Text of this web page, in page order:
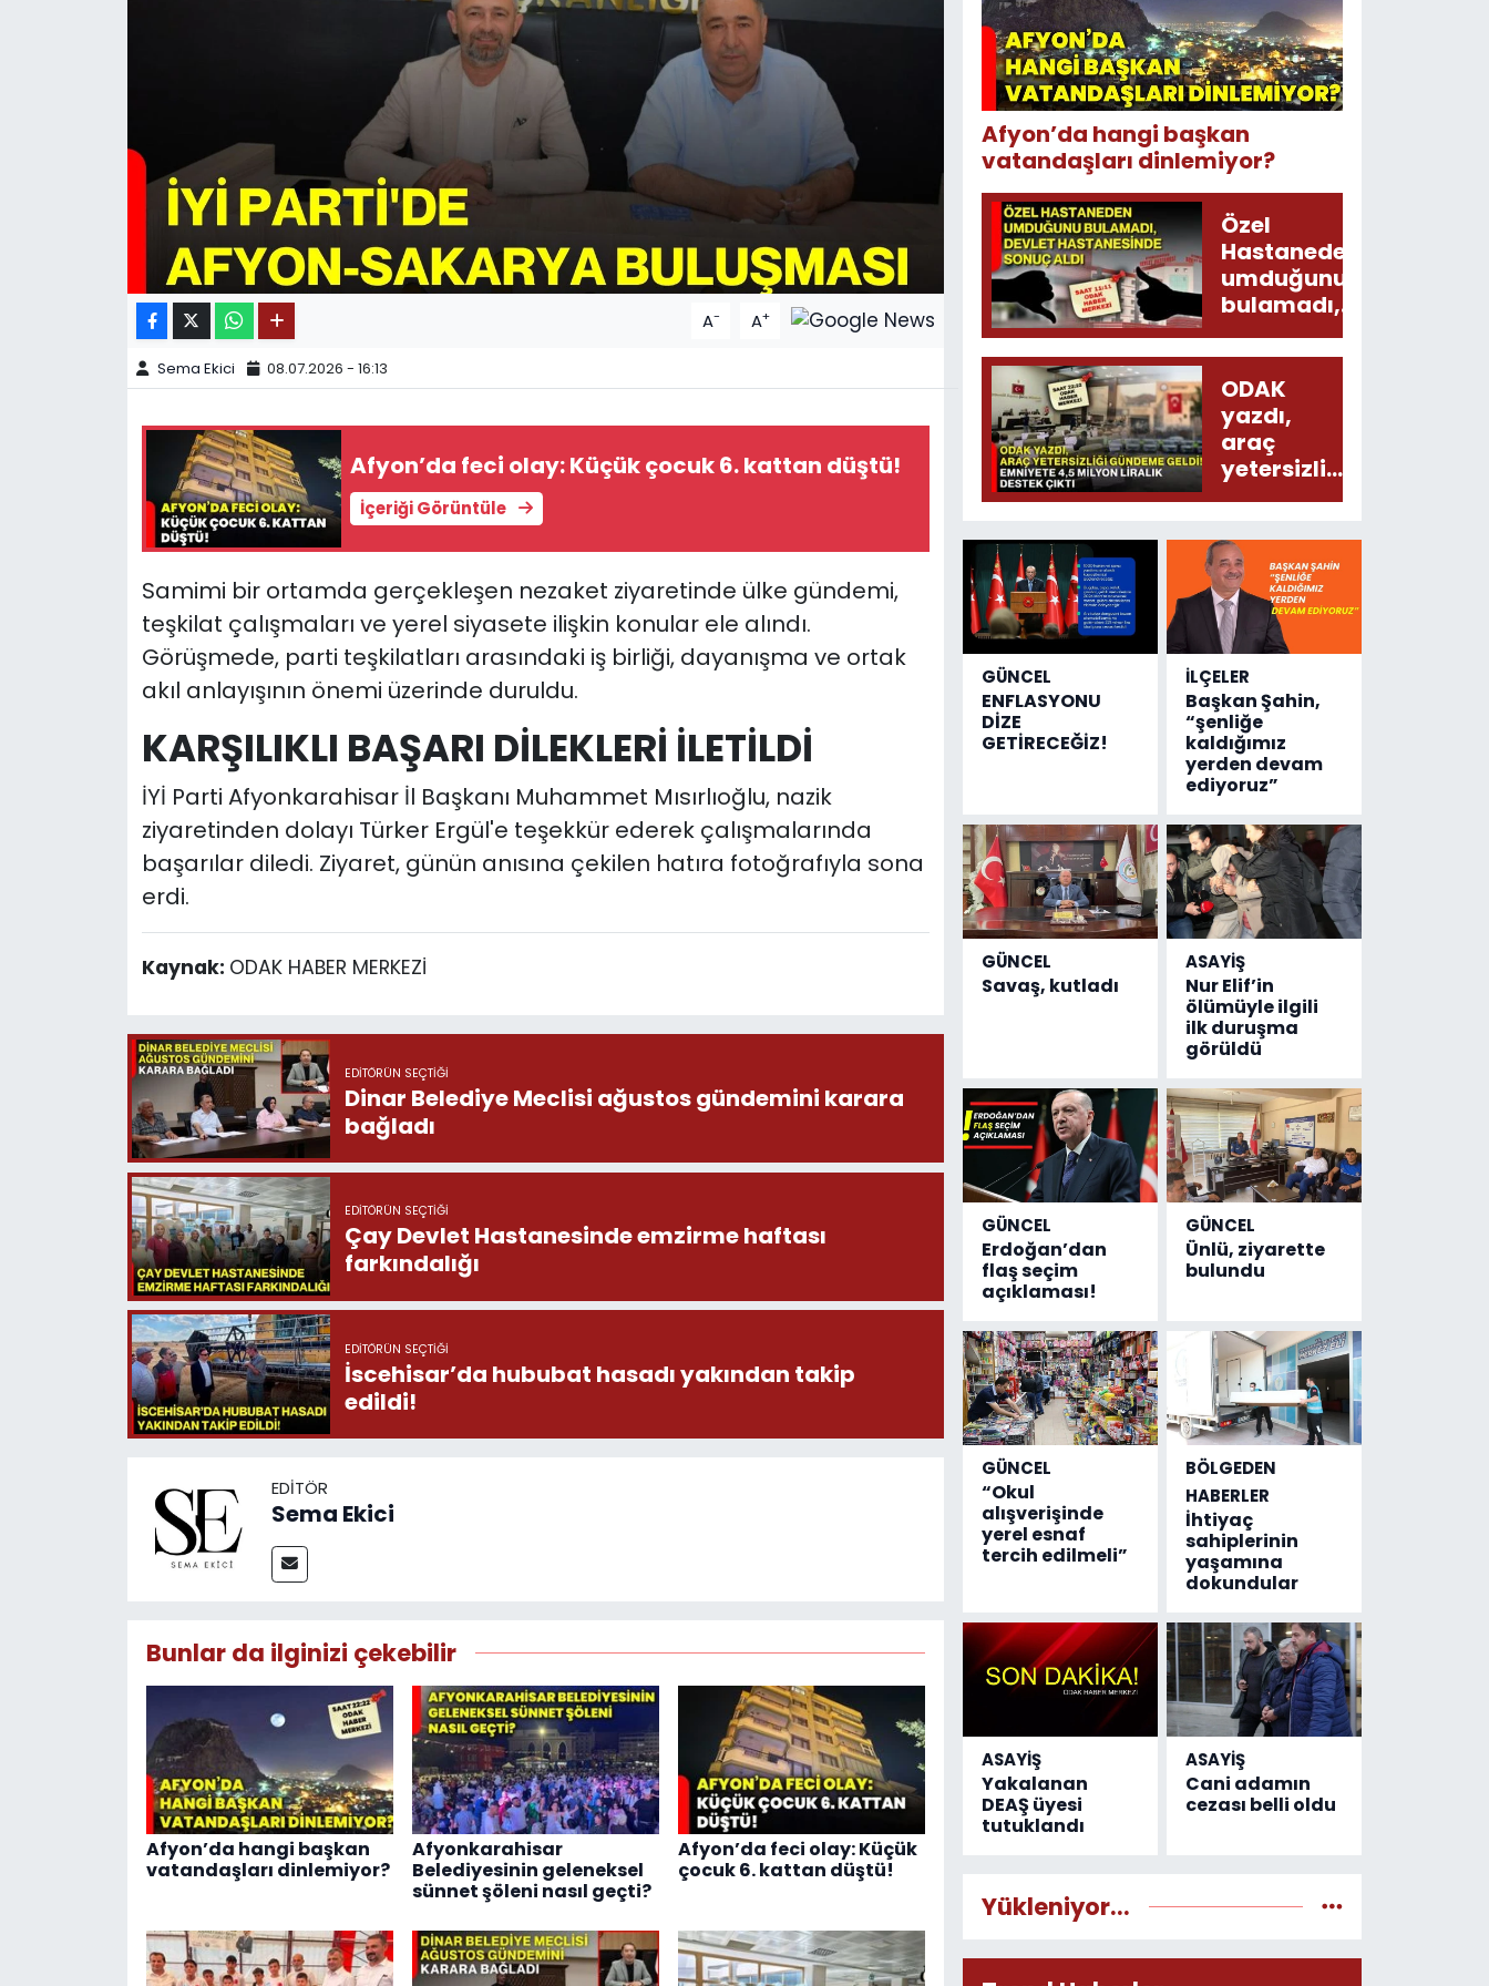
A- A+
Sema Ekici 08.07.2026 - 16:13
Afyon’da feci olay: Küçük çocuk 6. kattan düştü!
İçeriği Görüntüle
Samimi bir ortamda gerçekleşen nezaket ziyaretinde ülke gündemi,
teşkilat çalışmaları ve yerel siyasete ilişkin konular ele alındı.
Görüşmede, parti teşkilatları arasındaki iş birliği, dayanışma ve ortak
akıl anlayışının önemi üzerinde duruldu.
KARŞILIKLI BAŞARI DİLEKLERİ İLETİLDİ
İYİ Parti Afyonkarahisar İl Başkanı Muhammet Mısırlıoğlu, nazik
ziyaretinden dolayı Türker Ergül'e teşekkür ederek çalışmalarında
başarılar diledi. Ziyaret, günün anısına çekilen hatıra fotoğrafıyla sona
erdi.
Kaynak: ODAK HABER MERKEZİ
EDITÖRÜN SEÇTIĞI
Dinar Belediye Meclisi ağustos gündemini karara
bağladı
EDITÖRÜN SEÇTIĞI
Çay Devlet Hastanesinde emzirme haftası
farkındalığı
EDITÖRÜN SEÇTIĞI
İscehisar’da hububat hasadı yakından takip
edildi!
EDITÖR
Sema Ekici
Bunlar da ilginizi çekebilir
Afyon’da hangi başkan
vatandaşları dinlemiyor?
Afyonkarahisar
Belediyesinin geleneksel
sünnet şöleni nasıl geçti?
Afyon’da feci olay: Küçük
çocuk 6. kattan düştü!
Afyon’da hangi başkan
vatandaşları dinlemiyor?
Özel
Hastaneden
umduğunu
bulamadı,
Devlet
Hastanesinde
sonuç aldı
ODAK
yazdı,
araç
yetersizliği
gündeme
Emniyete
4,5 milyon
liralık
destek
çıktı
GÜNCEL
ENFLASYONU
DİZE
GETİRECEĞİZ!
İLÇELER
Başkan Şahin,
“şenliğe
kaldığımız
yerden devam
ediyoruz”
GÜNCEL
Savaş, kutladı
ASAYİŞ
Nur Elif’in
ölümüyle ilgili
ilk duruşma
görüldü
GÜNCEL
Erdoğan’dan
flaş seçim
açıklaması!
GÜNCEL
Ünlü, ziyarette
bulundu
GÜNCEL
“Okul
alışverişinde
yerel esnaf
tercih edilmeli”
BÖLGEDEN
HABERLER
İhtiyaç
sahiplerinin
yaşamına
dokundular
ASAYİŞ
Yakalanan
DEAŞ üyesi
tutuklandı
ASAYİŞ
Cani adamın
cezası belli oldu
Yükleniyor...